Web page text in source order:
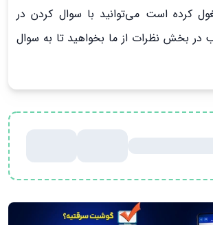
کرده است می‌توانید با سوال کردن در
در بخش نظرات از ما بخواهید تا به سوال